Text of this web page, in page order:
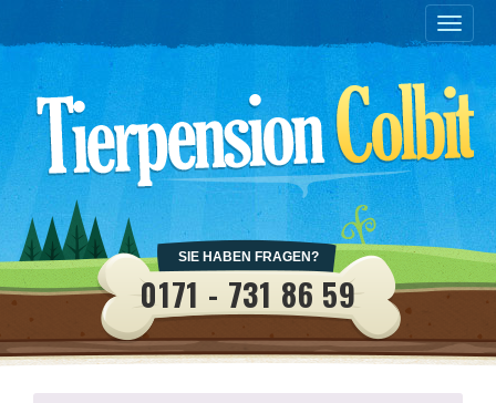
Toggle
SIE HABEN FRAGEN?
0171 - 731 86 59